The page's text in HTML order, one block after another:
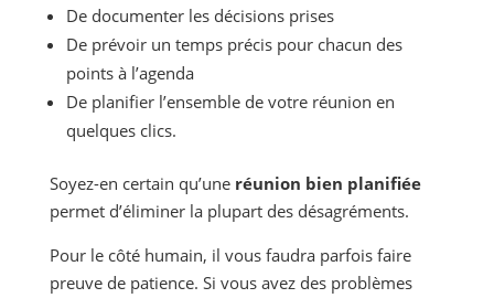
De documenter les décisions prises
De prévoir un temps précis pour chacun des
points à l’agenda
De planifier l’ensemble de votre réunion en
quelques clics.
Soyez-en certain qu’une réunion bien planifiée
permet d’éliminer la plupart des désagréments.
Pour le côté humain, il vous faudra parfois faire
preuve de patience. Si vous avez des problèmes